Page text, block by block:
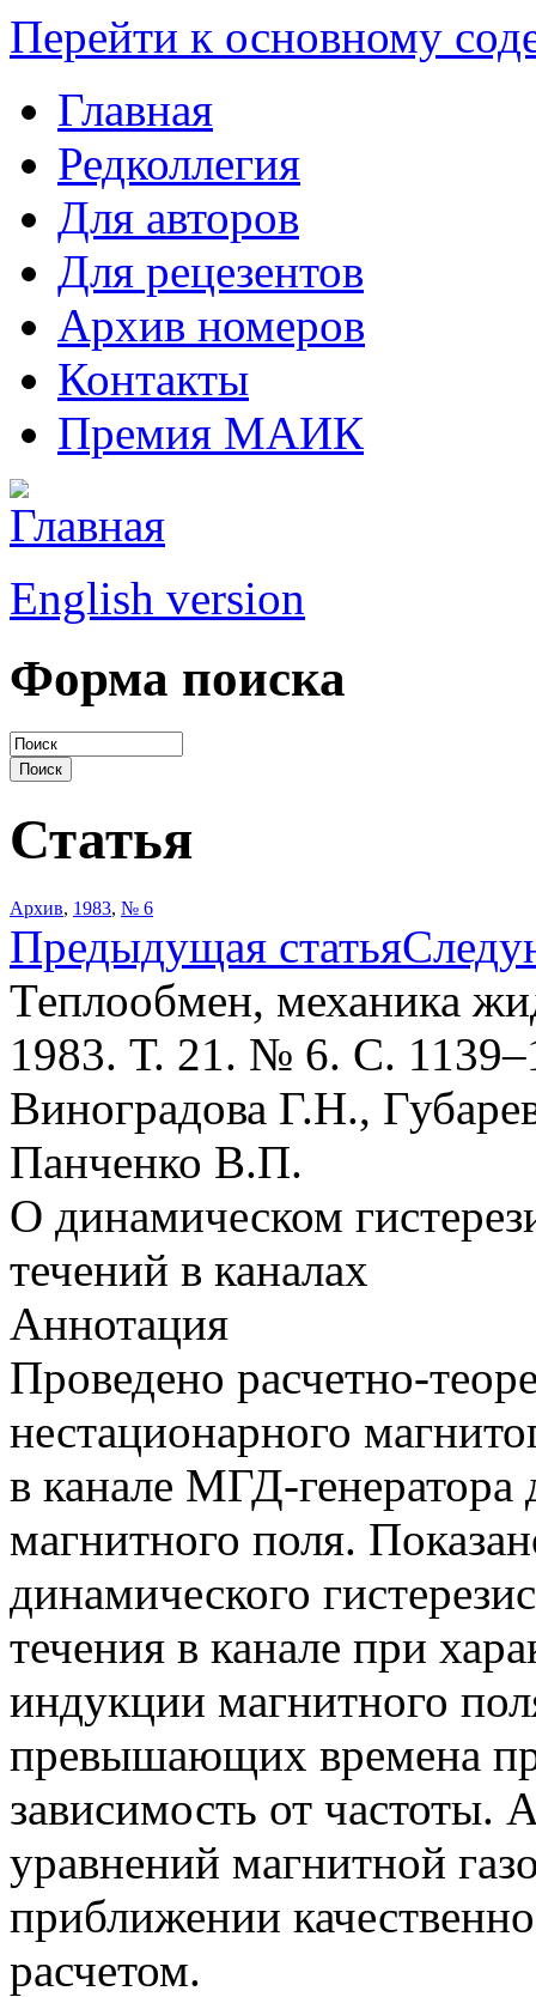
Перейти к основному
Главная
Редколлегия
Для авторов
Для рецезентов
Архив номеров
Контакты
Премия МАИК
English version
Форма поиска
Статья
Архив, 1983, № 6
Предыдущая статья
Теплообмен, механика
1983. Т. 21. № 6. С.
Виноградова Г.Н.,
Панченко В.П.
О динамическом
течений в каналах
Аннотация
Проведено расчетно-
нестационарного
в канале МГД-генератора
магнитного поля.
динамического
течения в канале при
индукции магнитного
превышающих времена
зависимость от частоты.
уравнений магнитной
приближении
расчетом.